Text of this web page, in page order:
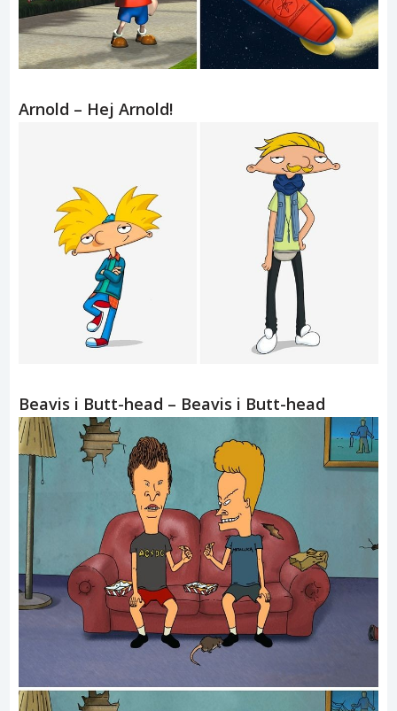
Arnold – Hej Arnold!
Beavis i Butt-head – Beavis i Butt-head